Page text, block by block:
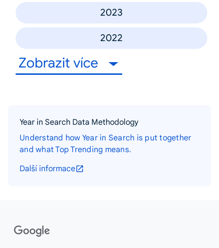
2023
2022
Zobrazit více
Year in Search Data Methodology
Understand how Year in Search is put together
and what Top Trending means.
Další informace